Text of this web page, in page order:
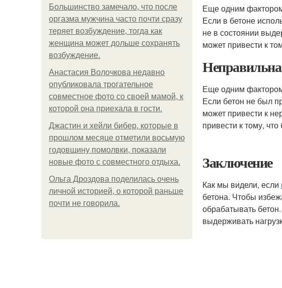
Большинство замечало, что после
оргазма мужчина часто почти сразу
теряет возбуждение, тогда как
женщина может дольше сохранять
возбуждение.
Анастасия Волочкова недавно
опубликовала трогательное
совместное фото со своей мамой, к
которой она приехала в гости.
Джастин и хейли бибер, которые в
прошлом месяце отметили восьмую
годовщину помолвки, показали
новые фото с совместного отдыха.
Ольга Дроздова поделилась очень
личной историей, о которой раньше
почти не говорила.
Еще одним
Если в бетоне
не в состоянии
может привести к
Еще одним
Если бетон не был
может привести к
привести к тому,
Заключение
Как мы видели, если
бетона. Чтобы
обрабатывать
выдерживать